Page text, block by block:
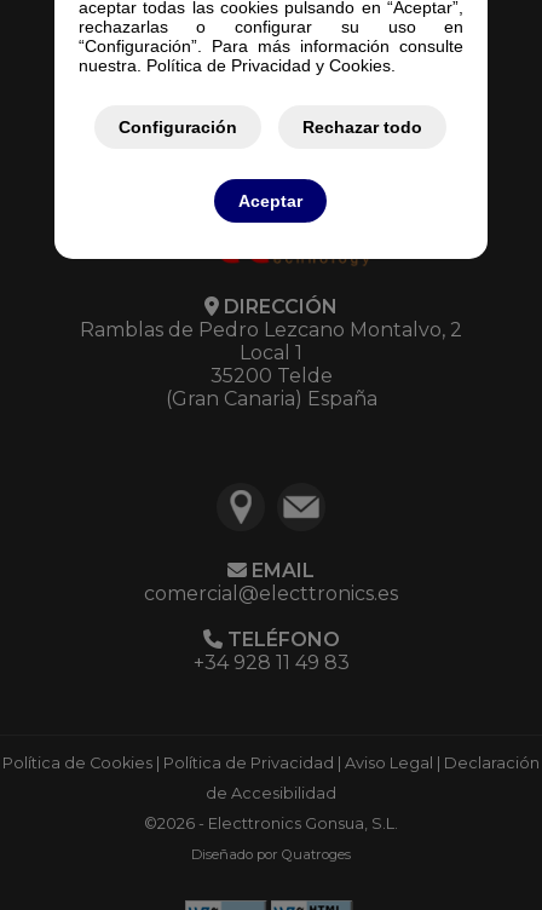
aceptar todas las cookies pulsando en “Aceptar”,
rechazarlas o configurar su uso en
“Configuración”. Para más información consulte
nuestra. Política de Privacidad y Cookies.
Configuración Rechazar todo
Aceptar
Contacto
Mis Pedidos
DIRECCIÓN
Ramblas de Pedro Lezcano Montalvo, 2
Local 1
35200 Telde
(Gran Canaria) España
EMAIL
comercial@electtronics.es
TELÉFONO
+34 928 11 49 83
Política de Cookies Política de Privacidad Aviso Legal
Declaración
de Accesibilidad
©2026 - Electtronics Gonsua, S.L.
Diseñado por Quatroges